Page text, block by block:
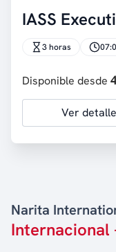
IASS
3 horas
Disponible desde
Ver
Narita
Internacional